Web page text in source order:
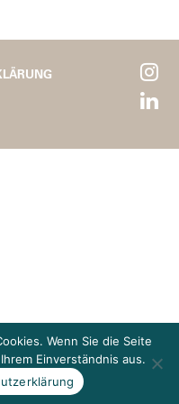
Wenn Sie die Seite
Einverständnis aus.